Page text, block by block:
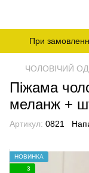
При
ЧОЛОВІЧИЙ
Піжама
меланж +
Артикул: 0821
НОВИНКА
3